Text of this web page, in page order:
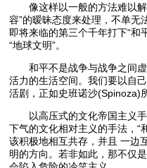
像这样以一般的方法难以解
容”的暧昧态度来处理，不单无
即将来临的第三个千年打下“和
“地球文明”。
和平不是战争与战争之间虚
活力的生活空间。我们要以自
活剧，正如史班诺沙(Spinoza)
以高压式的文化帝国主义手
下气的文化相对主义的手法，“
该积极地相互共存，并且 一边
明的方向。若非如此，那不仅